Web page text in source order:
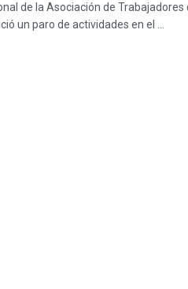
de la Asociación de
un paro de actividades en el ...